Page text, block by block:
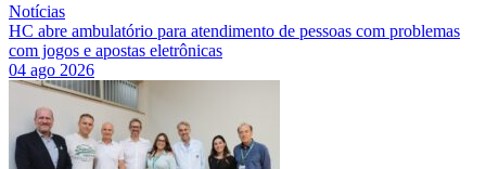
Notícias
HC abre ambulatório para atendimento de pessoas com problemas
com jogos e apostas eletrônicas
04 ago 2026